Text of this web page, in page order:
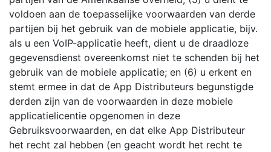
voldoen aan de toepasselijke voorwaarden van derde
partijen bij het gebruik van de mobiele applicatie, bijv.
als u een VoIP-applicatie heeft, dient u de draadloze
gegevensdienst overeenkomst niet te schenden bij het
gebruik van de mobiele applicatie; en (6) u erkent en
stemt ermee in dat de App Distributeurs begunstigde
derden zijn van de voorwaarden in deze mobiele
applicatielicentie opgenomen in deze
Gebruiksvoorwaarden, en dat elke App Distributeur
het recht zal hebben (en geacht wordt het recht te